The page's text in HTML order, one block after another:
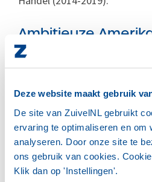
Deze website maakt gebruik
De site van ZuivelNL gebruikt
ervaring te optimaliseren en om
analyseren. Door onze site te
ons gebruik van cookies.
Klik dan op 'Instellingen'.
Ambitieuze
zuivelsector nog
groei-modus
Volledig in lijn met het
dhr. Vilsack vooral de grote
zuivel. De VS, zo werd ook in
tijdens het congres
via een groeiende export de
wereldmarkt te vullen, waar